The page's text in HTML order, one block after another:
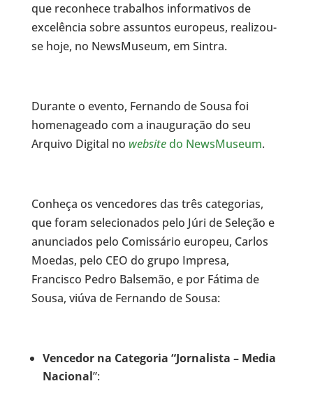
que reconhece trabalhos informativos de
excelência sobre assuntos europeus, realizou-
se hoje, no NewsMuseum, em Sintra.
Durante o evento, Fernando de Sousa foi
homenageado com a inauguração do seu
Arquivo Digital no websitedo NewsMuseum.
Conheça os vencedores das três categorias,
que foram selecionados pelo Júri de Seleção e
anunciados pelo Comissário europeu, Carlos
Moedas, pelo CEO do grupo Impresa,
Francisco Pedro Balsemão, e por Fátima de
Sousa, viúva de Fernando de Sousa:
Vencedor na Categoria “Jornalista – Media
Nacional”: